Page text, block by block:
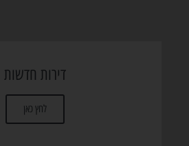
דירות חדשות
לחץ כאן